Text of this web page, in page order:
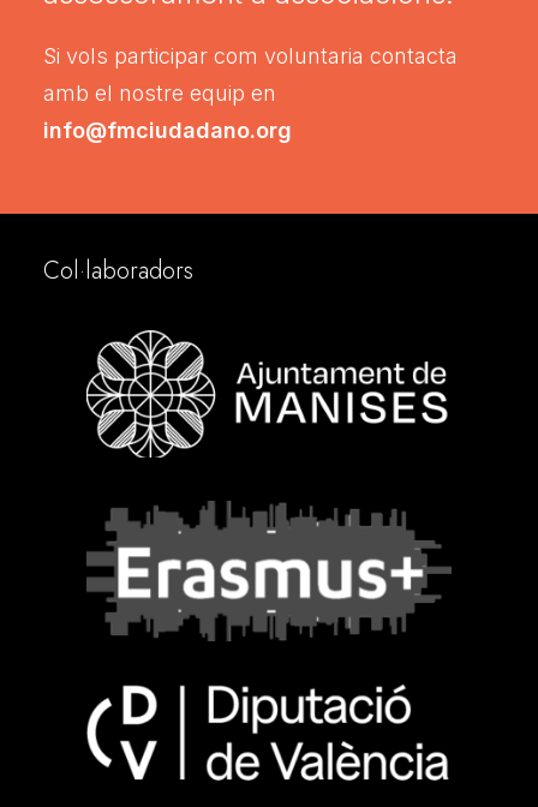
Si vols participar com voluntaria contacta
amb el nostre equip en
info@fmciudadano.org
Col·laboradors